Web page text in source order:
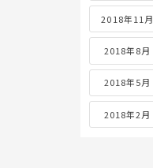
2018年11月
2018年8月
2018年5月
2018年2月